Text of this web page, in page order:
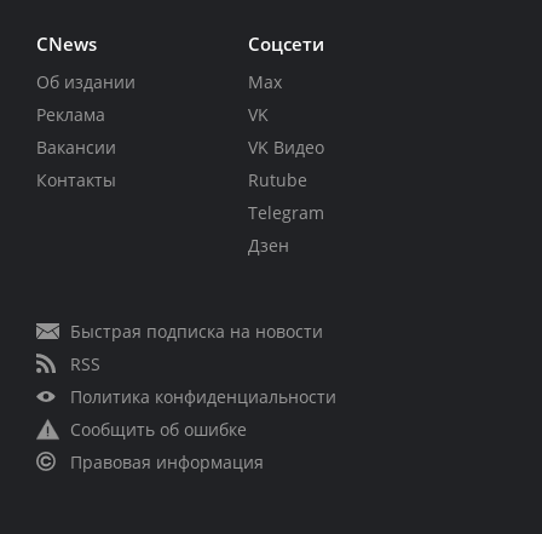
CNews
Об издании
Реклама
Вакансии
Контакты
Соцсети
Max
VK
VK Видео
Rutube
Telegram
Дзен
Быстрая подписка на новости
RSS
Политика конфиденциальности
Сообщить об ошибке
Правовая информация